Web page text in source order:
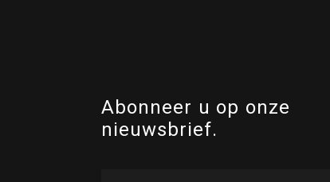
Abonneer u op onze
nieuwsbrief.